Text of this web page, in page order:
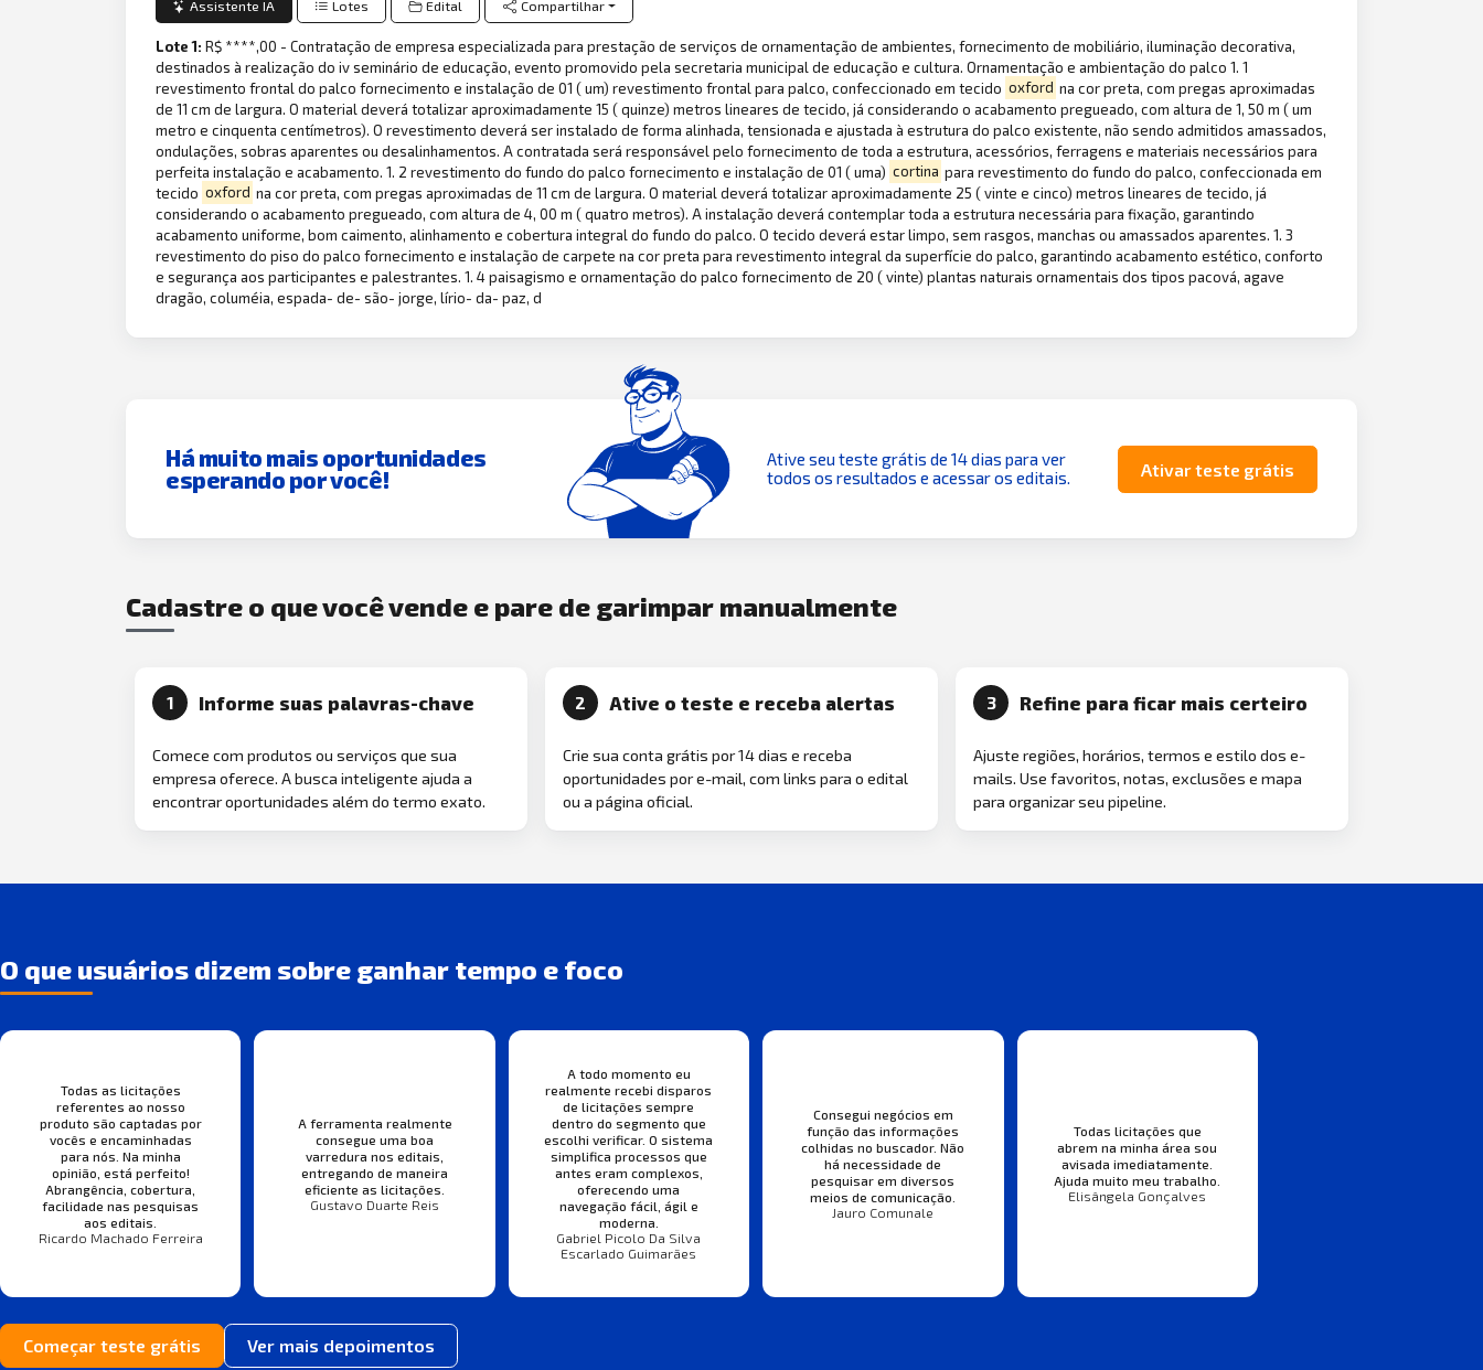
Assistente IA Lotes Edital Compartilhar
Lote 1:R$ ****,00 - Contratação de empresa especializada para prestação de serviços de ornamentação de ambientes, fornecimento de mobiliário, iluminação decorativa,
destinados à realização do iv seminário de educação, evento promovido pela secretaria municipal de educação e cultura. Ornamentação e ambientação do palco 1. 1
revestimento frontal do palco fornecimento e instalação de 01 ( um) revestimento frontal para palco, confeccionado em tecido oxford na cor preta, com pregas aproximadas
de 11 cm de largura. O material deverá totalizar aproximadamente 15 ( quinze) metros lineares de tecido, já considerando o acabamento pregueado, com altura de 1, 50 m ( um
metro e cinquenta centímetros). O revestimento deverá ser instalado de forma alinhada, tensionada e ajustada à estrutura do palco existente, não sendo admitidos amassados,
ondulações, sobras aparentes ou desalinhamentos. A contratada será responsável pelo fornecimento de toda a estrutura, acessórios, ferragens e materiais necessários para
perfeita instalação e acabamento. 1. 2 revestimento do fundo do palco fornecimento e instalação de 01 ( uma) cortina para revestimento do fundo do palco, confeccionada em
tecido oxford na cor preta, com pregas aproximadas de 11 cm de largura. O material deverá totalizar aproximadamente 25 ( vinte e cinco) metros lineares de tecido, já
considerando o acabamento pregueado, com altura de 4, 00 m ( quatro metros). A instalação deverá contemplar toda a estrutura necessária para fixação, garantindo
acabamento uniforme, bom caimento, alinhamento e cobertura integral do fundo do palco. O tecido deverá estar limpo, sem rasgos, manchas ou amassados aparentes. 1. 3
revestimento do piso do palco fornecimento e instalação de carpete na cor preta para revestimento integral da superfície do palco, garantindo acabamento estético, conforto
e segurança aos participantes e palestrantes. 1. 4 paisagismo e ornamentação do palco fornecimento de 20 ( vinte) plantas naturais ornamentais dos tipos pacová, agave
dragão, columéia, espada- de- são- jorge, lírio- da- paz, d
Há muito mais oportunidades
esperando por você!
Ative seu teste grátis de 14 dias para ver
todos os resultados e acessar os editais.
Ativar teste grátis
Cadastre o que você vende e pare de garimpar manualmente
1 Informe suas palavras-chave
Comece com produtos ou serviços que sua
empresa oferece. A busca inteligente ajuda a
encontrar oportunidades além do termo exato.
2 Ative o teste e receba alertas
Crie sua conta grátis por 14 dias e receba
oportunidades por e-mail, com links para o edital
ou a página oficial.
3 Refine para ficar mais certeiro
Ajuste regiões, horários, termos e estilo dos e-
mails. Use favoritos, notas, exclusões e mapa
para organizar seu pipeline.
O que usuários dizem sobre ganhar tempo e foco
Todas as licitações
referentes ao nosso
produto são captadas por
vocês e encaminhadas
para nós. Na minha
opinião, está perfeito!
Abrangência, cobertura,
facilidade nas pesquisas
aos editais.
Ricardo Machado Ferreira
A ferramenta realmente
consegue uma boa
varredura nos editais,
entregando de maneira
eficiente as licitações.
Gustavo Duarte Reis
A todo momento eu
realmente recebi disparos
de licitações sempre
dentro do segmento que
escolhi verificar. O sistema
simplifica processos que
antes eram complexos,
oferecendo uma
navegação fácil, ágil e
moderna.
Gabriel Picolo Da Silva
Escarlado Guimarães
Consegui negócios em
função das informações
colhidas no buscador. Não
há necessidade de
pesquisar em diversos
meios de comunicação.
Jauro Comunale
Todas licitações que
abrem na minha área sou
avisada imediatamente.
Ajuda muito meu trabalho.
Elisângela Gonçalves
Começar teste grátis Ver mais depoimentos